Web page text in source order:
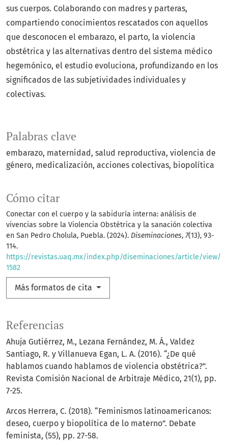
Palabras clave
embarazo maternidad salud reproductiva violencia de
género medicalización acciones colectivas biopolítica
Cómo citar
Conectar con el cuerpo y la sabiduría interna: análisis de
vivencias sobre la Violencia Obstétrica y la sanación colectiva
en San Pedro Cholula, Puebla. (2024). Diseminaciones, 7(13), 93-
114.
https://revistas.uaq.mx/index.php/diseminaciones/article/view/
1582
Más formatos de cita
sus cuerpos. Colaborando con madres y parteras,
compartiendo conocimientos rescatados con aquellos
que desconocen el embarazo, el parto, la violencia
obstétrica y las alternativas dentro del sistema médico
hegemónico, el estudio evoluciona, profundizando en los
significados de las subjetividades individuales y
colectivas.
Referencias
Ahuja Gutiérrez, M., Lezana Fernández, M. Á., Valdez
Santiago, R. y Villanueva Egan, L. A. (2016). “¿De qué
hablamos cuando hablamos de violencia obstétrica?”.
Revista Comisión Nacional de Arbitraje Médico, 21(1), pp.
7-25.
Arcos Herrera, C. (2018). “Feminismos latinoamericanos:
deseo, cuerpo y biopolítica de lo materno”. Debate
feminista, (55), pp. 27-58.